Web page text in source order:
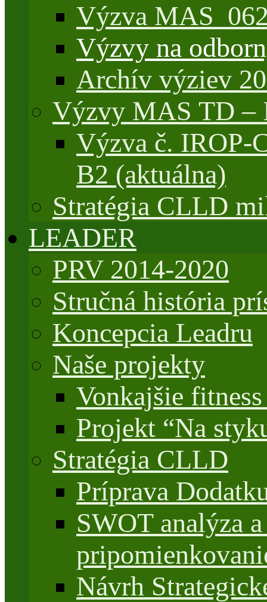
Výzva
Výzvy na
Archív výziev
Výzvy MAS TD –
Výzva č. IROP-
B2 (aktuálna)
Stratégia CLLD
LEADER
PRV 2014-2020
Stručná história
Koncepcia Leadru
Naše projekty
Vonkajšie
Projekt “Na
Stratégia CLLD
Príprava
SWOT analýza
Návrh